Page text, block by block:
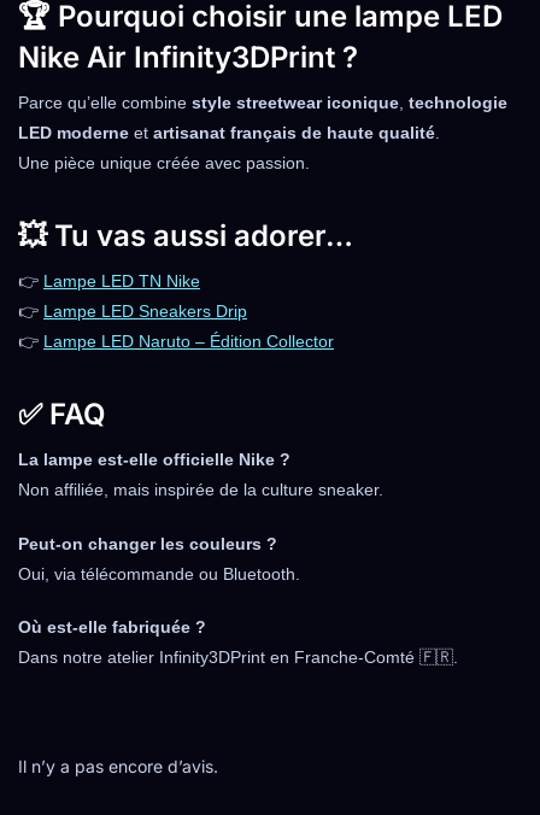
🏆 Pourquoi choisir une lampe LED
Nike Air Infinity3DPrint ?
Parce qu’elle combine style streetwear iconique technologie
LED moderne et artisanat français de haute qualité
Une pièce unique créée avec passion.
💥 Tu vas aussi adorer…
👉 Lampe LED TN Nike
👉 Lampe LED Sneakers Drip
👉 Lampe LED Naruto – Édition Collector
✅ FAQ
La lampe est-elle officielle Nike ?
Non affiliée, mais inspirée de la culture sneaker.
Peut-on changer les couleurs ?
Oui, via télécommande ou Bluetooth.
Où est-elle fabriquée ?
Dans notre atelier Infinity3DPrint en Franche-Comté 🇫🇷.
Il n’y a pas encore d’avis.